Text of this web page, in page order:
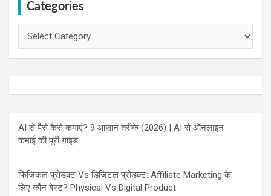
Categories
AI से पैसे कैसे कमाएं? 9 आसान तरीके (2026) | AI से ऑनलाइन
कमाई की पूरी गाइड
फिजिकल प्रोडक्ट Vs डिजिटल प्रोडक्ट: Affiliate Marketing के
लिए कौन बेस्ट? Physical Vs Digital Product